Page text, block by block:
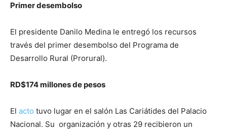
Primer desembolso
El presidente Danilo Medina le entregó los recursos
través del primer desembolso del Programa de
Desarrollo Rural (Prorural).
RD$174 millones de pesos
El acto tuvo lugar en el salón Las Cariátides del Palacio
Nacional. Su organización y otras 29 recibieron un